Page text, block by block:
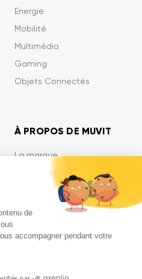
de
accompagner pendant votre
Energie
Mobilité
Multimédia
Gaming
Objets Connectés
À PROPOS DE MUVIT
La marque
Confidentialité
Contactez-nous
légales